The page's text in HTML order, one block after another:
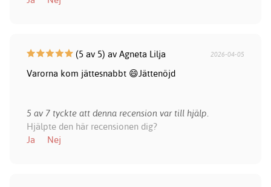
(5 av 5) av Agneta Lilja 2026-04-05
Varorna kom jättesnabbt 😄Jättenöjd
5 av 7 tyckte att denna recension var till hjälp.
Hjälpte den här recensionen dig?
Ja
Nej